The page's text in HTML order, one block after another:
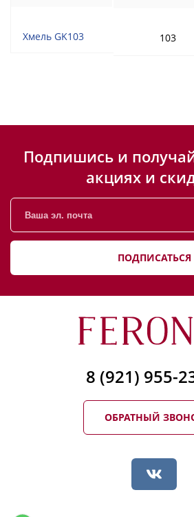
Хмель GK103 103
Подпишись и
акциях и
ПОДПИСАТЬСЯ
8 (921) 955-
ОБРАТНЫЙ